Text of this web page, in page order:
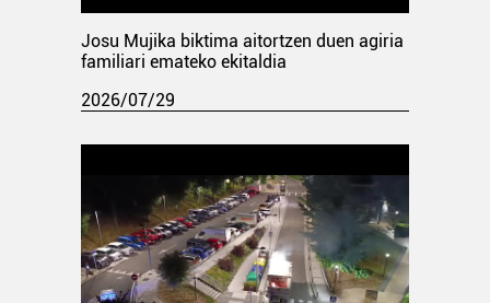
Josu Mujika biktima aitortzen duen agiria
familiari emateko ekitaldia
2026/07/29